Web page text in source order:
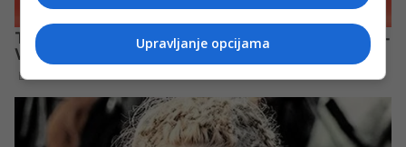
Upravljanje opcijama